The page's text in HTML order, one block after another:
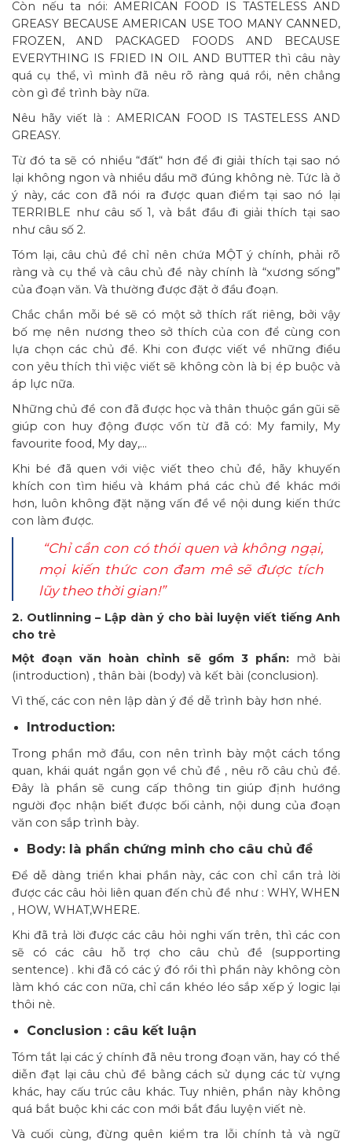
Còn nếu ta nói: AMERICAN FOOD IS TASTELESS AND
GREASY BECAUSE AMERICAN USE TOO MANY CANNED,
FROZEN, AND PACKAGED FOODS AND BECAUSE
EVERYTHING IS FRIED IN OIL AND BUTTER thì câu này
quá cụ thể, vì mình đã nêu rõ ràng quá rồi, nên chẳng
còn gì để trình bày nữa.
Nêu hãy viết là : AMERICAN FOOD IS TASTELESS AND
GREASY.
Từ đó ta sẽ có nhiều “đất“ hơn để đi giải thích tại sao nó
lại không ngon và nhiều dầu mỡ đúng không nè. Tức là ở
ý này, các con đã nói ra được quan điểm tại sao nó lại
TERRIBLE như câu số 1, và bắt đầu đi giải thích tại sao
như câu số 2.
Tóm lại, câu chủ đề chỉ nên chứa MỘT ý chính, phải rõ
ràng và cụ thể và câu chủ đề này chính là “xương sống”
của đoạn văn. Và thường được đặt ở đầu đoạn.
Chắc chắn mỗi bé sẽ có một sở thích rất riêng, bởi vậy
bố mẹ nên nương theo sở thích của con để cùng con
lựa chọn các chủ đề. Khi con được viết về những điều
con yêu thích thì việc viết sẽ không còn là bị ép buộc và
áp lực nữa.
Những chủ đề con đã được học và thân thuộc gần gũi sẽ
giúp con huy động được vốn từ đã có: My family, My
favourite food, My day,…
Khi bé đã quen với việc viết theo chủ đề, hãy khuyến
khích con tìm hiểu và khám phá các chủ đề khác mới
hơn, luôn không đặt nặng vấn đề về nội dung kiến thức
con làm được.
“Chỉ cần con có thói quen và không ngại,
mọi kiến thức con đam mê sẽ được tích
lũy theo thời gian!”
2. Outlinning – Lập dàn ý cho bài luyện viết tiếng Anh
cho trẻ
Một đoạn văn hoàn chỉnh sẽ gồm 3 phần: mở bài
(introduction) , thân bài (body) và kết bài (conclusion).
Vì thế, các con nên lập dàn ý để dễ trình bày hơn nhé.
Introduction:
Trong phần mở đầu, con nên trình bày một cách tổng
quan, khái quát ngắn gọn về chủ đề , nêu rõ câu chủ đề.
Đây là phần sẽ cung cấp thông tin giúp định hướng
người đọc nhận biết được bối cảnh, nội dung của đoạn
văn con sắp trình bày.
Body: là phần chứng minh cho câu chủ đề
Để dễ dàng triển khai phần này, các con chỉ cần trả lời
được các câu hỏi liên quan đến chủ đề như : WHY, WHEN
, HOW, WHAT,WHERE.
Khi đã trả lời được các câu hỏi nghi vấn trên, thì các con
sẽ có các câu hỗ trợ cho câu chủ đề (supporting
sentence) . khi đã có các ý đó rồi thì phần này không còn
làm khó các con nữa, chỉ cần khéo léo sắp xếp ý logic lại
thôi nè.
Conclusion : câu kết luận
Tóm tắt lại các ý chính đã nêu trong đoạn văn, hay có thể
diễn đạt lại câu chủ đề bằng cách sử dụng các từ vựng
khác, hay cấu trúc câu khác. Tuy nhiên, phần này không
quá bắt buộc khi các con mới bắt đầu luyện viết nè.
Và cuối cùng, đừng quên kiểm tra lỗi chính tả và ngữ